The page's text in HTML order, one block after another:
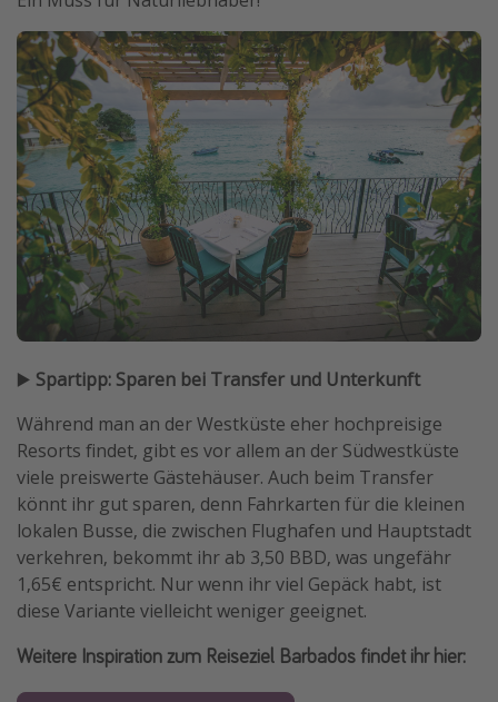
▶️ Spartipp: Sparen bei Transfer und Unterkunft
Während man an der Westküste eher hochpreisige
Resorts findet, gibt es vor allem an der Südwestküste
viele preiswerte Gästehäuser. Auch beim Transfer
könnt ihr gut sparen, denn Fahrkarten für die kleinen
lokalen Busse, die zwischen Flughafen und Hauptstadt
verkehren, bekommt ihr ab 3,50 BBD, was ungefähr
1,65€ entspricht. Nur wenn ihr viel Gepäck habt, ist
diese Variante vielleicht weniger geeignet.
Weitere Inspiration zum Reiseziel Barbados findet ihr hier: